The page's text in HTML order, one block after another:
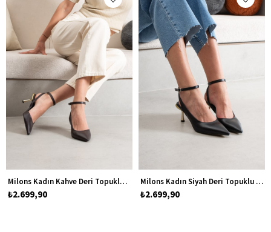
Milons Kadın Kahve Deri Topuklu Stiletto Ayakkabı
₺2.699,90
Milons Kadın Siyah Deri Topuklu Stiletto Ayakkabı
₺2.699,90